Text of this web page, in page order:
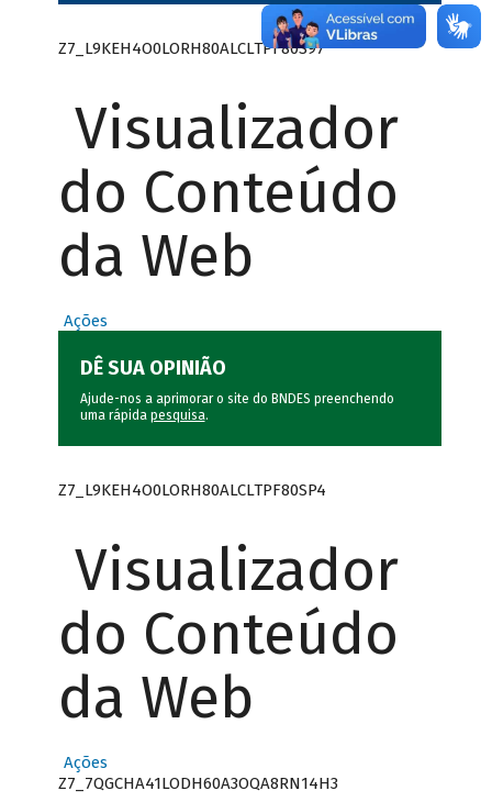
Z7_L9KEH4O0LORH80ALCLTPF80S97
Visualizador
do Conteúdo
da Web
Ações
DÊ SUA OPINIÃO
Ajude-nos a aprimorar o site do BNDES preenchendo
uma rápida pesquisa.
Z7_L9KEH4O0LORH80ALCLTPF80SP4
Visualizador
do Conteúdo
da Web
Ações
Z7_7QGCHA41LODH60A3OQA8RN14H3